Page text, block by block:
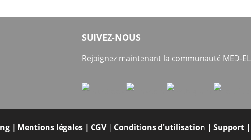
SUIVEZ-NOUS
Rejoignez maintenant la communauté MED-EL
Mentions légales CGV Conditions d'utilisation Support